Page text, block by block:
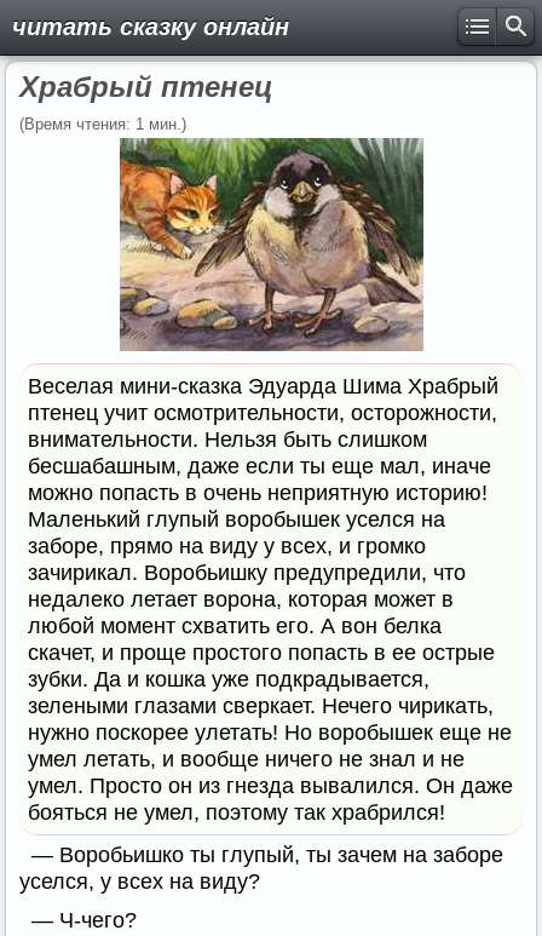
читать сказку онлайн
Храбрый птенец
(Время чтения: 1 мин.)
Веселая мини-сказка Эдуарда Шима Храбрый
птенец учит осмотрительности, осторожности,
внимательности. Нельзя быть слишком
бесшабашным, даже если ты еще мал, иначе
можно попасть в очень неприятную историю!
Маленький глупый воробышек уселся на
заборе, прямо на виду у всех, и громко
зачирикал. Воробьишку предупредили, что
недалеко летает ворона, которая может в
любой момент схватить его. А вон белка
скачет, и проще простого попасть в ее острые
зубки. Да и кошка уже подкрадывается,
зелеными глазами сверкает. Нечего чирикать,
нужно поскорее улетать! Но воробышек еще не
умел летать, и вообще ничего не знал и не
умел. Просто он из гнезда вывалился. Он даже
бояться не умел, поэтому так храбрился!
— Воробьишко ты глупый, ты зачем на заборе
уселся, у всех на виду?
— Ч-чего?